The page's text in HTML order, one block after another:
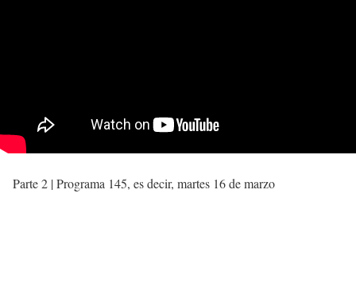
Parte 2 | Programa 145, es decir, martes 16 de marzo